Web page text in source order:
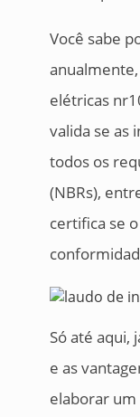
Você sabe
elétricas
valida se as
todos os
(NBRs),
certifica se
Só até aqui,
e as
elaborar um